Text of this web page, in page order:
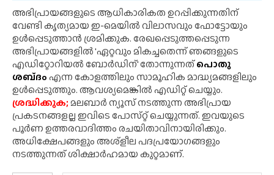
അഭിപ്രായങ്ങളുടെ ആധികാരികത ഉറപ്പിക്കുന്നതിന്
വേണ്ടി കൃത്യമായ ഇ-മെയിൽ വിലാസവും ഫോട്ടോയും
ഉൾപ്പെടുത്താൻ ശ്രമിക്കുക. രേഖപ്പെടുത്തപ്പെടുന്ന
അഭിപ്രായങ്ങളിൽ 'ഏറ്റവും മികച്ചതെന്ന് ഞങ്ങളുടെ
എഡിറ്റോറിയൽ ബോർഡിന്' തോന്നുന്നത്പൊതു
ശബ്‌ദംഎന്ന കോളത്തിലും സാമൂഹിക മാദ്ധ്യമങ്ങളിലും
ഉൾപ്പെടുത്തും. ആവശ്യമെങ്കിൽ എഡിറ്റ് ചെയ്യും.
ശ്രദ്ധിക്കുക;മലബാർ ന്യൂസ് നടത്തുന്ന അഭിപ്രായ
പ്രകടനങ്ങളല്ല ഇവിടെ പോസ്‌റ്റ് ചെയ്യുന്നത്. ഇവയുടെ
പൂർണ ഉത്തരവാദിത്തം രചയിതാവിനായിരിക്കും.
അധിക്ഷേപങ്ങളും അശ്‌ളീല പദപ്രയോഗങ്ങളും
നടത്തുന്നത് ശിക്ഷാർഹമായ കുറ്റമാണ്.